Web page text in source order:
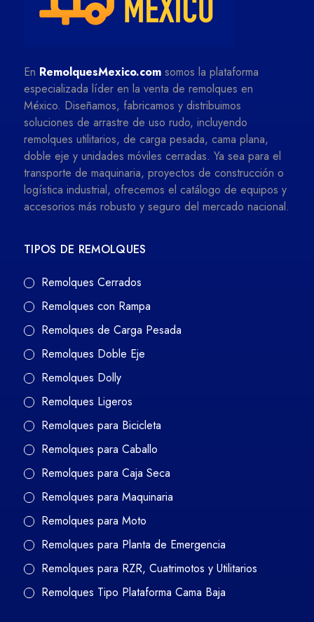
En RemolquesMexico.com somos la plataforma
especializada líder en la venta de remolques en
México. Diseñamos, fabricamos y distribuimos
soluciones de arrastre de uso rudo, incluyendo
remolques utilitarios, de carga pesada, cama plana,
doble eje y unidades móviles cerradas. Ya sea para el
transporte de maquinaria, proyectos de construcción o
logística industrial, ofrecemos el catálogo de equipos y
accesorios más robusto y seguro del mercado nacional.
TIPOS DE REMOLQUES
Remolques Cerrados
Remolques con Rampa
Remolques de Carga Pesada
Remolques Doble Eje
Remolques Dolly
Remolques Ligeros
Remolques para Bicicleta
Remolques para Caballo
Remolques para Caja Seca
Remolques para Maquinaria
Remolques para Moto
Remolques para Planta de Emergencia
Remolques para RZR, Cuatrimotos y Utilitarios
Remolques Tipo Plataforma Cama Baja